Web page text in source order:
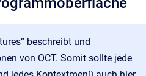
beschreibt und
von OCT. Somit sollte jede